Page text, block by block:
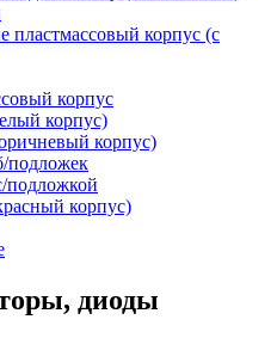
пластмассовый корпус (с
корпус
корпус)
корпус)
подложек
подложкой
корпус)
диоды